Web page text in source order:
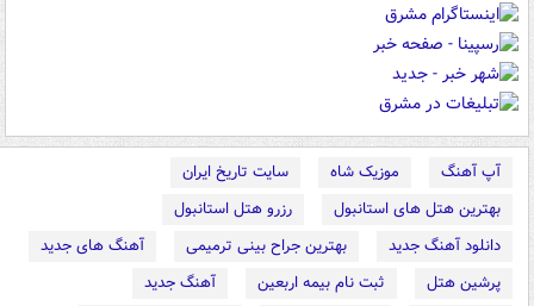
آپ آهنگ موزیک شاه
سایت تاریخ ایران
بهترین هتل های استانبول
رزرو هتل استانبول
دانلود آهنگ جدید
بهترین جراح بینی ترمیمی
آهنگ های جدید
پرشین هتل
ثبت نام بیمه اربعین
آهنگ جدید